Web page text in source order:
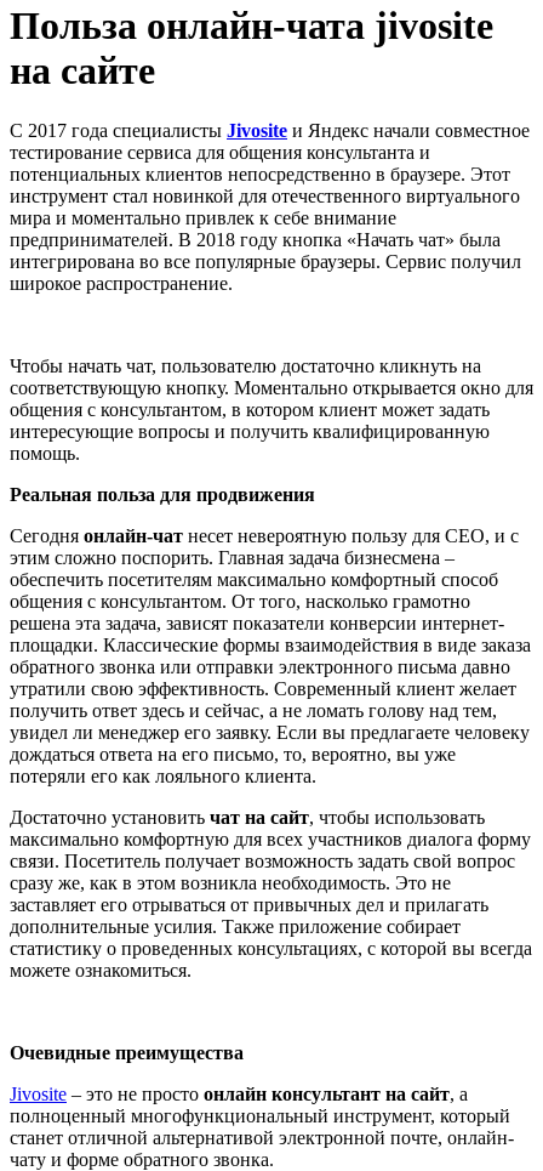
Польза онлайн-чата jivosite
на сайте
С 2017 года специалисты Jivosite и Яндекс начали совместное
тестирование сервиса для общения консультанта и
потенциальных клиентов непосредственно в браузере. Этот
инструмент стал новинкой для отечественного виртуального
мира и моментально привлек к себе внимание
предпринимателей. В 2018 году кнопка «Начать чат» была
интегрирована во все популярные браузеры. Сервис получил
широкое распространение.
Чтобы начать чат, пользователю достаточно кликнуть на
соответствующую кнопку. Моментально открывается окно для
общения с консультантом, в котором клиент может задать
интересующие вопросы и получить квалифицированную
помощь.
Реальная польза для продвижения
Сегодня онлайн-чат несет невероятную пользу для СЕО, и с
этим сложно поспорить. Главная задача бизнесмена –
обеспечить посетителям максимально комфортный способ
общения с консультантом. От того, насколько грамотно
решена эта задача, зависят показатели конверсии интернет-
площадки. Классические формы взаимодействия в виде заказа
обратного звонка или отправки электронного письма давно
утратили свою эффективность. Современный клиент желает
получить ответ здесь и сейчас, а не ломать голову над тем,
увидел ли менеджер его заявку. Если вы предлагаете человеку
дождаться ответа на его письмо, то, вероятно, вы уже
потеряли его как лояльного клиента.
Достаточно установить чат на сайт, чтобы использовать
максимально комфортную для всех участников диалога форму
связи. Посетитель получает возможность задать свой вопрос
сразу же, как в этом возникла необходимость. Это не
заставляет его отрываться от привычных дел и прилагать
дополнительные усилия. Также приложение собирает
статистику о проведенных консультациях, с которой вы всегда
можете ознакомиться.
Очевидные преимущества
Jivosite – это не просто онлайн консультант на сайт, а
полноценный многофункциональный инструмент, который
станет отличной альтернативой электронной почте, онлайн-
чату и форме обратного звонка.